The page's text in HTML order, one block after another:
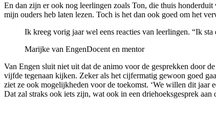
En dan zijn er ook nog leerlingen zoals Ton, die thuis
mijn ouders heb laten lezen. Toch is het dan ook goed om het
Ik kreeg vorig jaar wel eens reacties van leerlingen. “Ik
Marijke van EngenDocent en mentor
Van Engen sluit niet uit dat de animo voor de gesprekken door
vijfde tegenaan kijken. Zeker als het cijfermatig gewoon goed
ziet ze ook mogelijkheden voor de toekomst. ‘We willen dit jaar
Dat zal straks ook iets zijn, wat ook in een driehoeksgesprek aan